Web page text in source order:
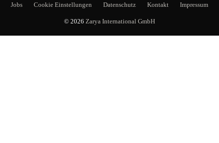
Jobs Cookie Einstellungen Datenschutz Kontakt Impressum
© 2026 Zarya International GmbH